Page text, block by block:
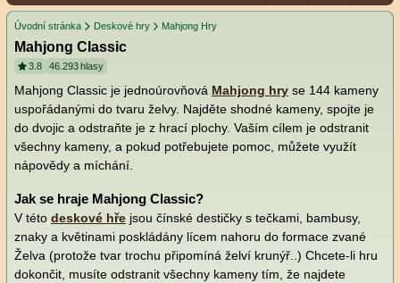
Úvodní stránka Deskové hry Mahjong Hry
Mahjong Classic
3.8 46.293 hlasy
Mahjong Classic je jednoúrovňová Mahjong hry se 144 kameny
uspořádanými do tvaru želvy. Najděte shodné kameny, spojte je
do dvojic a odstraňte je z hrací plochy. Vaším cílem je odstranit
všechny kameny, a pokud potřebujete pomoc, můžete využít
nápovědy a míchání.
Jak se hraje Mahjong Classic?
V této deskové hře jsou čínské destičky s tečkami, bambusy,
znaky a květinami poskládány lícem nahoru do formace zvané
Želva (protože tvar trochu připomíná želví krunýř..) Chcete-li hru
dokončit, musíte odstranit všechny kameny tím, že najdete